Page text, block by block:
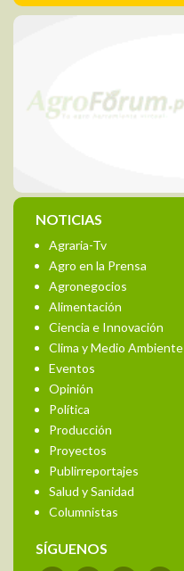
NOTICIAS
Agraria-Tv
Agro en la Prensa
Agronegocios
Alimentación
Ciencia e Innovación
Clima y Medio Ambiente
Eventos
Opinión
Política
Producción
Proyectos
Publirreportajes
Salud y Sanidad
Columnistas
SÍGUENOS